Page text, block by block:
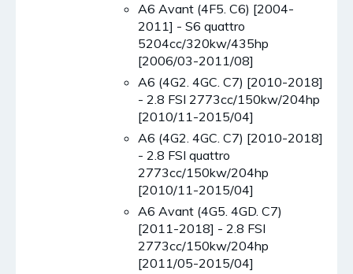
A6 Avant (4F5. C6) [2004-
2011] - S6 quattro
5204cc/320kw/435hp
[2006/03-2011/08]
A6 (4G2. 4GC. C7) [2010-2018]
- 2.8 FSI 2773cc/150kw/204hp
[2010/11-2015/04]
A6 (4G2. 4GC. C7) [2010-2018]
- 2.8 FSI quattro
2773cc/150kw/204hp
[2010/11-2015/04]
A6 Avant (4G5. 4GD. C7)
[2011-2018] - 2.8 FSI
2773cc/150kw/204hp
[2011/05-2015/04]